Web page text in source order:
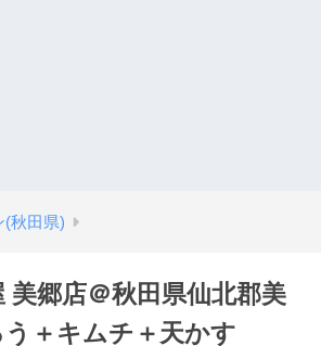
(秋田県)
美郷店＠秋田県仙北郡美
＋キムチ＋天かす